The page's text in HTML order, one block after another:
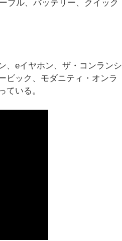
ブル、バッテリー、クイック
、eイヤホン、ザ・コンランシ
ビック、モダニティ・オンラ
ている。